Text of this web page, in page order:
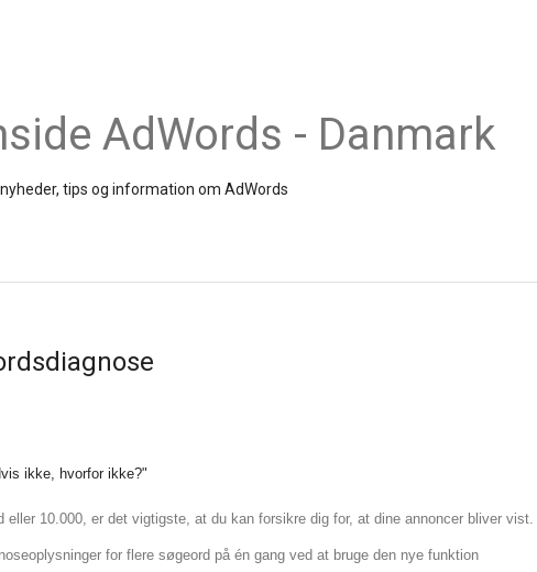
AdWords - Danmark
tips og information om AdWords
ikke, hvorfor ikke?"
eller 10.000, er det vigtigste, at du kan forsikre dig for, at dine annoncer bliver vist.
for flere søgeord på én gang ved at bruge den nye funktion